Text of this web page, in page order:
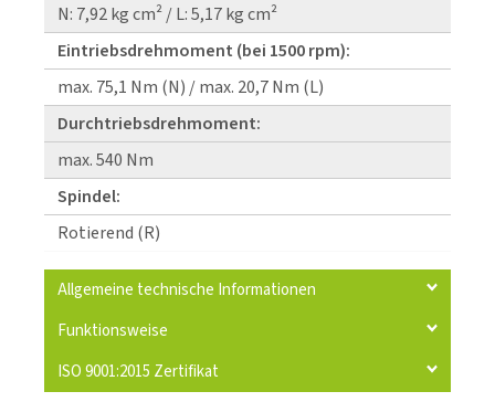
N: 7,92 kg cm² / L: 5,17 kg cm²
Eintriebsdrehmoment (bei 1500 rpm):
max. 75,1 Nm (N) / max. 20,7 Nm (L)
Durchtriebsdrehmoment:
max. 540 Nm
Spindel:
Rotierend (R)
Allgemeine technische Informationen
Funktionsweise
ISO 9001:2015 Zertifikat